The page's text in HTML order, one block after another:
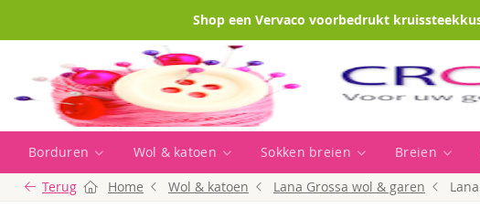
Shop een Vervaco voorbedrukt
Borduren Wol & katoen Sokken breien Breien
Terug
Home Wol & katoen Lana Grossa wol & garen